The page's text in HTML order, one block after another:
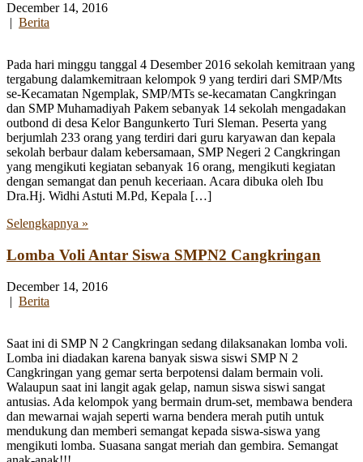
December 14, 2016
| Berita
Pada hari minggu tanggal 4 Desember 2016 sekolah kemitraan yang
tergabung dalamkemitraan kelompok 9 yang terdiri dari SMP/Mts
se-Kecamatan Ngemplak, SMP/MTs se-kecamatan Cangkringan
dan SMP Muhamadiyah Pakem sebanyak 14 sekolah mengadakan
outbond di desa Kelor Bangunkerto Turi Sleman. Peserta yang
berjumlah 233 orang yang terdiri dari guru karyawan dan kepala
sekolah berbaur dalam kebersamaan, SMP Negeri 2 Cangkringan
yang mengikuti kegiatan sebanyak 16 orang, mengikuti kegiatan
dengan semangat dan penuh keceriaan. Acara dibuka oleh Ibu
Dra.Hj. Widhi Astuti M.Pd, Kepala […]
Selengkapnya »
Lomba Voli Antar Siswa SMPN2 Cangkringan
December 14, 2016
| Berita
Saat ini di SMP N 2 Cangkringan sedang dilaksanakan lomba voli.
Lomba ini diadakan karena banyak siswa siswi SMP N 2
Cangkringan yang gemar serta berpotensi dalam bermain voli.
Walaupun saat ini langit agak gelap, namun siswa siswi sangat
antusias. Ada kelompok yang bermain drum-set, membawa bendera
dan mewarnai wajah seperti warna bendera merah putih untuk
mendukung dan memberi semangat kepada siswa-siswa yang
mengikuti lomba. Suasana sangat meriah dan gembira. Semangat